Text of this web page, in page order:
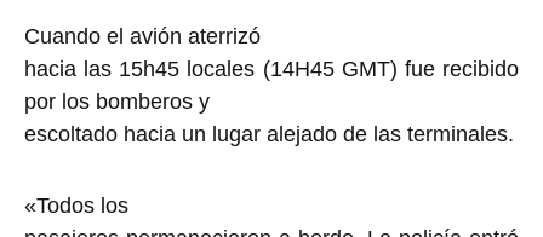
Cuando el avión aterrizó
hacia las 15h45 locales (14H45 GMT) fue recibido
por los bomberos y
escoltado hacia un lugar alejado de las terminales.
«Todos los